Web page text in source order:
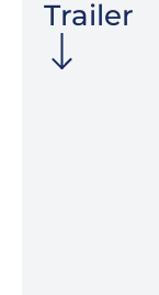
Trailer